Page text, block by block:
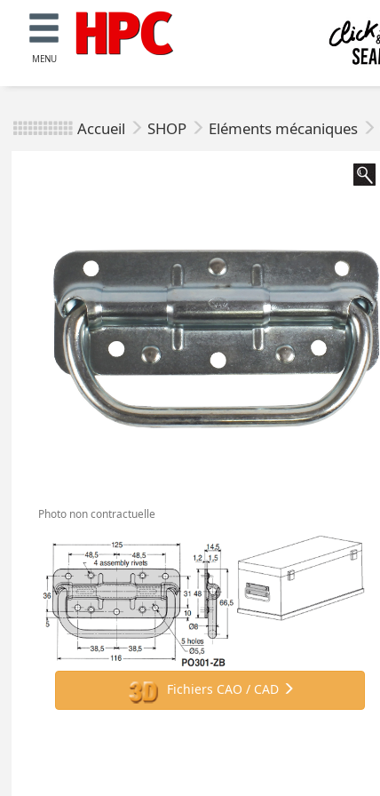
MENU
Accueil SHOP Eléments mécaniques
Photo non contractuelle
Fichiers CAO / CAD